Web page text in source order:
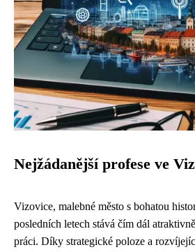
Nejžádanější profese ve
Vizovice, malebné město s bohatou
posledních letech stává čím dál
práci. Díky strategické poloze a